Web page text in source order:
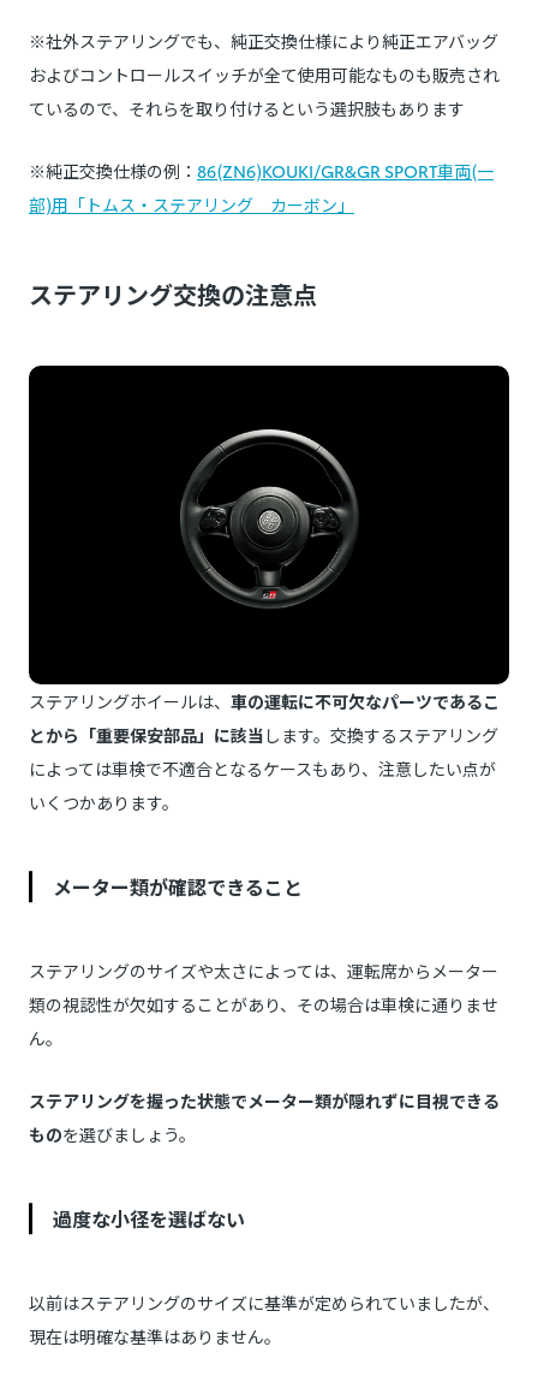
※社外ステアリングでも、純正交換仕様により純正エアバッグ
およびコントロールスイッチが全て使用可能なものも販売され
ているので、それらを取り付けるという選択肢もあります
※純正交換仕様の例： 86(ZN6)KOUKI/GR&GR SPORT車両(一
部)用「トムス・ステアリング カーボン」
ステアリング交換の注意点
ステアリングホイールは、 車の運転に不可欠なパーツであるこ
とから「重要保安部品」に該当 します。交換するステアリング
によっては車検で不適合となるケースもあり、注意したい点が
いくつかあります。
メーター類が確認できること
ステアリングのサイズや太さによっては、運転席からメーター
類の視認性が欠如することがあり、その場合は車検に通りませ
ん。
ステアリングを握った状態でメーター類が隠れずに目視できる
ものを選びましょう。
過度な小径を選ばない
以前はステアリングのサイズに基準が定められていましたが、
現在は明確な基準はありません。